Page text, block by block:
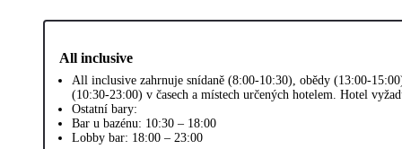
All inclusive
All inclusive zahrnuje snídaně (8:00-10:30), obědy (13:00-
(10:30-23:00) v časech a místech určených hotelem. Hotel
Ostatní bary:
Bar u bazénu: 10:30 – 18:00
Lobby bar: 18:00 – 23:00